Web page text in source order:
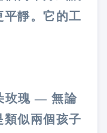
靜。它的工
玫瑰 — 無論
類似兩個孩子